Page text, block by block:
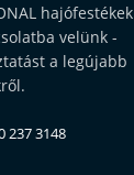
hajófestékek
velünk -
a legújabb
237 3148